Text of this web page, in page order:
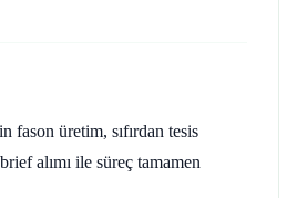
fason üretim, sıfırdan tesis
alımı ile süreç tamamen